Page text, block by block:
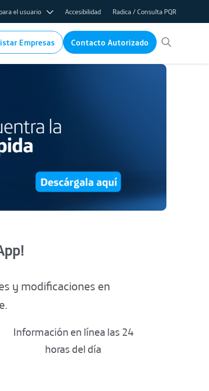
el usuario Accesibilidad Radica / Consulta PQR
Empresas Contacto Autorizado
y modificaciones en
Información en línea las 24
horas del día